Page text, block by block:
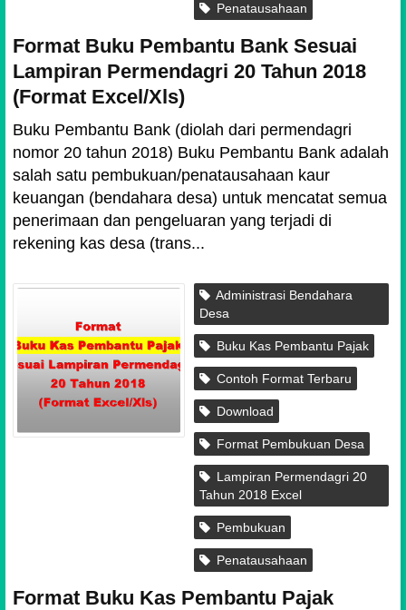
Penatausahaan
Format Buku Pembantu Bank Sesuai
Lampiran Permendagri 20 Tahun 2018
(Format Excel/Xls)
Buku Pembantu Bank (diolah dari permendagri
nomor 20 tahun 2018) Buku Pembantu Bank adalah
salah satu pembukuan/penatausahaan kaur
keuangan (bendahara desa) untuk mencatat semua
penerimaan dan pengeluaran yang terjadi di
rekening kas desa (trans...
Administrasi Bendahara
Desa
Buku Kas Pembantu Pajak
Contoh Format Terbaru
Download
Format Pembukuan Desa
Lampiran Permendagri 20
Tahun 2018 Excel
Pembukuan
Penatausahaan
Format Buku Kas Pembantu Pajak